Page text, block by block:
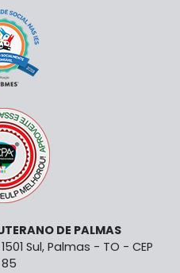
DE PALMAS
Sul, Palmas - TO - CEP